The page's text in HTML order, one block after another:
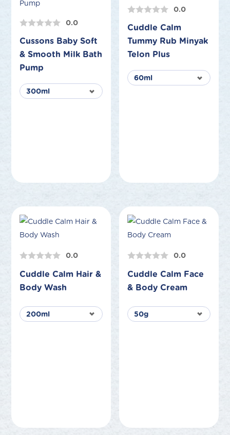
0.0
Cussons Baby Soft
& Smooth Milk Bath
Pump
0.0
Cuddle Calm
Tummy Rub Minyak
Telon Plus
0.0
Cuddle Calm Hair &
Body Wash
0.0
Cuddle Calm Face
& Body Cream